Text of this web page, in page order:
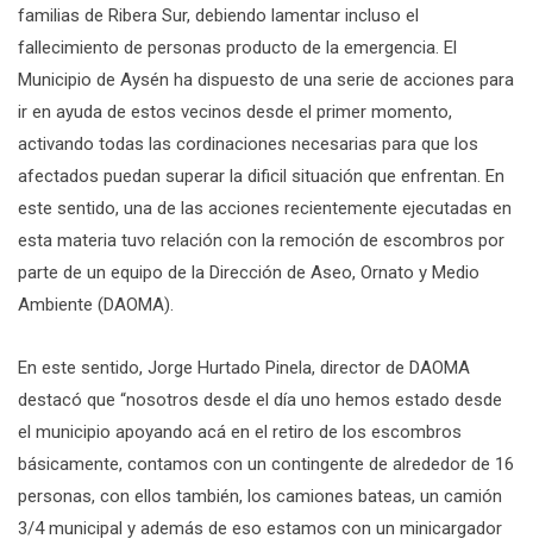
familias de Ribera Sur, debiendo lamentar incluso el
fallecimiento de personas producto de la emergencia. El
Municipio de Aysén ha dispuesto de una serie de acciones para
ir en ayuda de estos vecinos desde el primer momento,
activando todas las cordinaciones necesarias para que los
afectados puedan superar la dificil situación que enfrentan. En
este sentido, una de las acciones recientemente ejecutadas en
esta materia tuvo relación con la remoción de escombros por
parte de un equipo de la Dirección de Aseo, Ornato y Medio
Ambiente (DAOMA).
En este sentido, Jorge Hurtado Pinela, director de DAOMA
destacó que “nosotros desde el día uno hemos estado desde
el municipio apoyando acá en el retiro de los escombros
básicamente, contamos con un contingente de alrededor de 16
personas, con ellos también, los camiones bateas, un camión
3/4 municipal y además de eso estamos con un minicargador